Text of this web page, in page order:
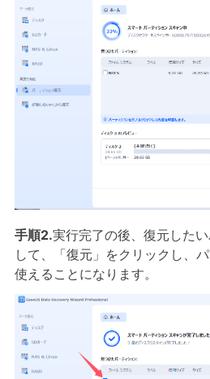
手順2.実行完了の後、復元した
して、「復元」をクリックし、
使えることになります。